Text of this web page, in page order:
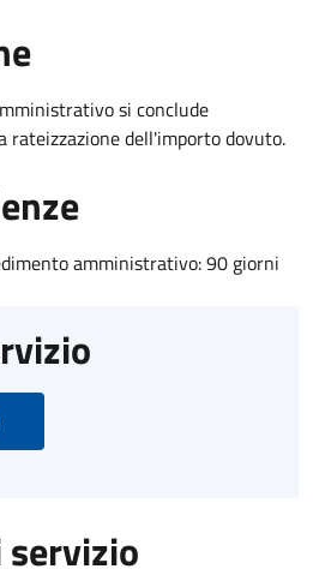
si conclude
rateizzazione dell'importo dovuto.
amministrativo: 90 giorni